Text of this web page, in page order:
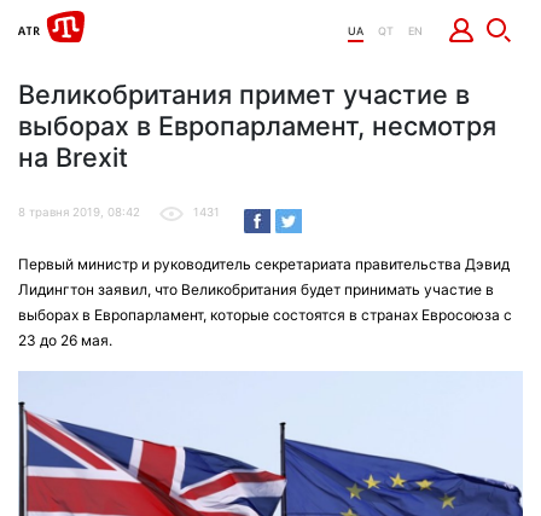
UA QT EN
Великобритания примет участие в
выборах в Европарламент, несмотря
на Brexit
8 травня 2019, 08:42 1431
Первый министр и руководитель секретариата правительства Дэвид
Лидингтон заявил, что Великобритания будет принимать участие в
выборах в Европарламент, которые состоятся в странах Евросоюза с
23 до 26 мая.